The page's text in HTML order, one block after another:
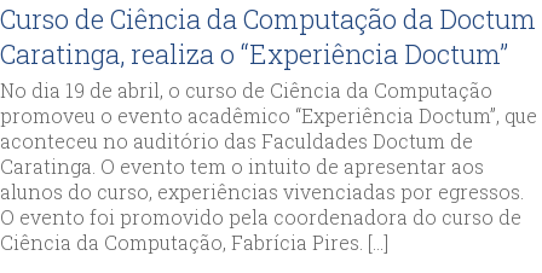
Curso de Ciência da Computação da Doctum
Caratinga, realiza o “Experiência Doctum”
No dia 19 de abril, o curso de Ciência da Computação
promoveu o evento acadêmico “Experiência Doctum”, que
aconteceu no auditório das Faculdades Doctum de
Caratinga. O evento tem o intuito de apresentar aos
alunos do curso, experiências vivenciadas por egressos.
O evento foi promovido pela coordenadora do curso de
Ciência da Computação, Fabrícia Pires. […]